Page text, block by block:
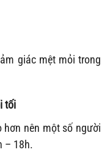
giác mệt mỏi trong
tối
hơn nên một số người
– 18h.